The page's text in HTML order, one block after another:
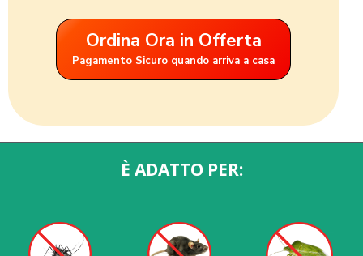
Ordina Ora in Offerta
Pagamento Sicuro quando arriva a casa
È ADATTO PER: